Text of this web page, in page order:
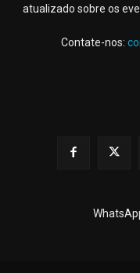
atualizado sobre os
Contate-nos: